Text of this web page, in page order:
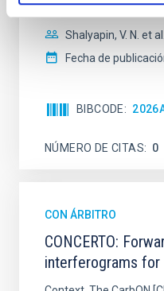
Shalyapin, V. N. et al.
Fecha de
BIBCODE
NÚMERO DE CITAS 0
CON ÁRBITRO
CONCERTO:
interferograms for